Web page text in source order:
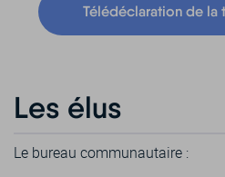
Télédéclaration de la
Les élus
Le bureau communautaire :